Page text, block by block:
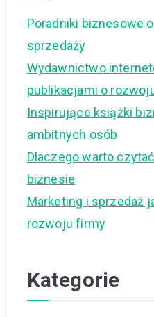
Poradniki biznesowe
sprzedaży
Wydawnictwo
publikacjami o
Inspirujące książki
ambitnych osób
Dlaczego warto
biznesie
Marketing i sprzedaż
rozwoju firmy
Kategorie